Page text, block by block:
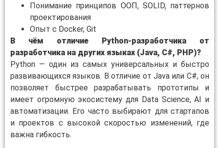
Понимание принципов ООП, SOLID, паттернов
проектирования
Опыт с Docker, Git
В чём отличие Python-разработчика от
разработчика на других языках (Java, C#, PHP)?
Python — один из самых универсальных и быстро
развивающихся языков. В отличие от Java или C#, он
позволяет быстрее разрабатывать прототипы и
имеет огромную экосистему для Data Science, AI и
автоматизации. Его часто выбирают для стартапов
и проектов с высокой скоростью изменений, где
важна гибкость.